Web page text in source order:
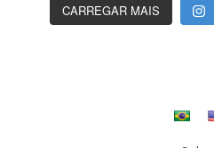
CARREGAR MAIS